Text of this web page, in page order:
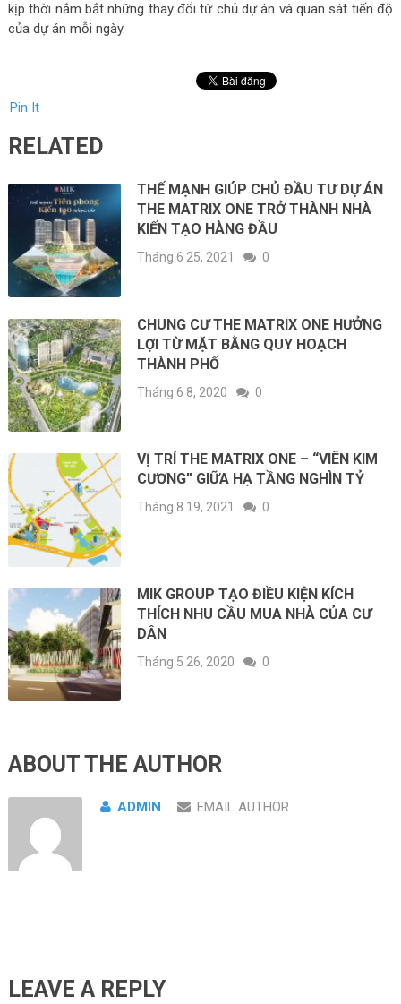
kịp thời nắm bắt những thay đổi từ chủ dự án và quan sát tiến độ
của dự án mỗi ngày.
Pin It
RELATED
THẾ MẠNH GIÚP CHỦ ĐẦU TƯ DỰ ÁN
THE MATRIX ONE TRỞ THÀNH NHÀ
KIẾN TẠO HÀNG ĐẦU
Tháng 6 25, 2021 0
CHUNG CƯ THE MATRIX ONE HƯỞNG
LỢI TỪ MẶT BẰNG QUY HOẠCH
THÀNH PHỐ
Tháng 6 8, 2020 0
VỊ TRÍ THE MATRIX ONE – “VIÊN KIM
CƯƠNG” GIỮA HẠ TẦNG NGHÌN TỶ
Tháng 8 19, 2021 0
MIK GROUP TẠO ĐIỀU KIỆN KÍCH
THÍCH NHU CẦU MUA NHÀ CỦA CƯ
DÂN
Tháng 5 26, 2020 0
ABOUT THE AUTHOR
ADMIN EMAIL AUTHOR
LEAVE A REPLY